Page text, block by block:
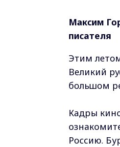
Максим
писателя
Этим
Великий
большом
Кадры
Россию.